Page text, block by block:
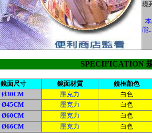
境
能
SPECIFICATION
鏡面尺寸 鏡面材質 鏡框顏色
Ø30CM 壓克力 白色
Ø45CM 壓克力 白色
Ø60CM 壓克力 白色
Ø66CM 壓克力 白色